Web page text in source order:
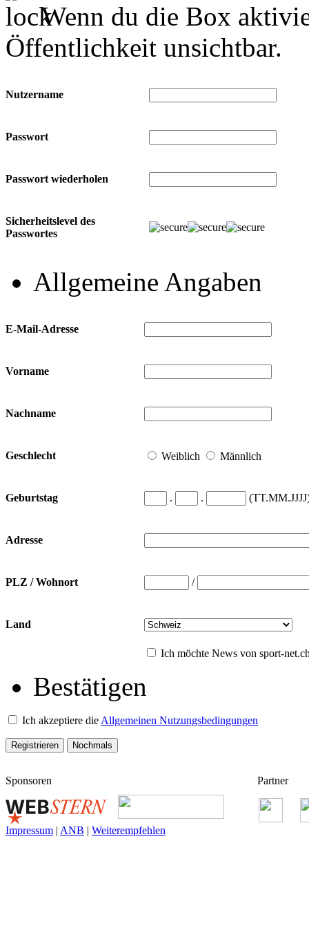
Wenn du die Box
Öffentlichkeit unsichtbar.
Nutzername
Passwort
Passwort wiederholen
Sicherheitslevel des
Passwortes
Allgemeine Angaben
E-Mail-Adresse
Vorname
Nachname
Geschlecht Weiblich Männlich
Geburtstag . .
Adresse
PLZ / Wohnort /
Land
Ich möchte News von sport-
Bestätigen
Ich akzeptiere die Allgemeinen Nutzungsbedingungen
Sponsoren Partner
Impressum | ANB | Weiterempfehlen